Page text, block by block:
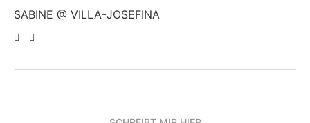
SABINE @ VILLA-JOSEFINA